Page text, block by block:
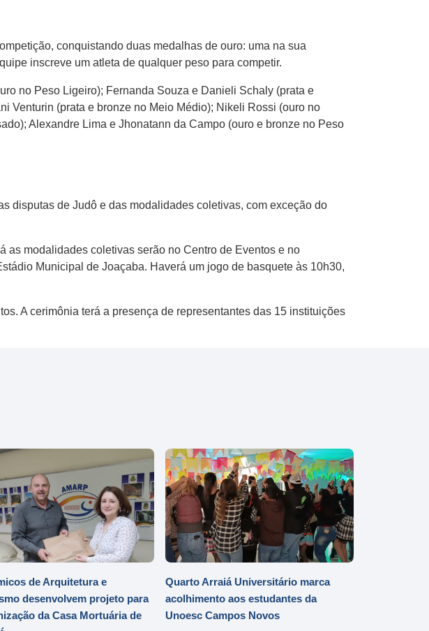
conquistando duas medalhas de ouro: uma na sua
inscreve um atleta de qualquer peso para competir.
no Peso Ligeiro); Fernanda Souza e Danieli Schaly (prata e
Venturin (prata e bronze no Meio Médio); Nikeli Rossi (ouro no
Alexandre Lima e Jhonatann da Campo (ouro e bronze no Peso
disputas de Judô e das modalidades coletivas, com exceção do
as modalidades coletivas serão no Centro de Eventos e no
Municipal de Joaçaba. Haverá um jogo de basquete às 10h30,
A cerimônia terá a presença de representantes das 15 instituições
de Arquitetura e
desenvolvem projeto para
da Casa Mortuária de
Quarto Arraiá Universitário marca
acolhimento aos estudantes da
Unoesc Campos Novos